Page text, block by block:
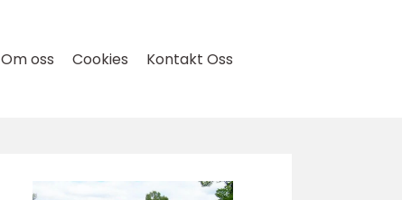
Om oss Cookies Kontakt Oss